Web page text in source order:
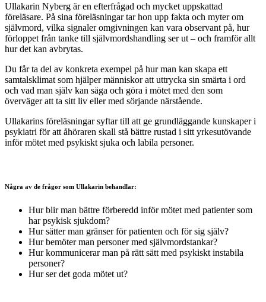
Ullakarin Nyberg är en efterfrågad och mycket uppskattad
föreläsare. På sina föreläsningar tar hon upp fakta och myter om
självmord, vilka signaler omgivningen kan vara observant på, hur
förloppet från tanke till självmordshandling ser ut – och framför allt
hur det kan avbrytas.
Du får ta del av konkreta exempel på hur man kan skapa ett
samtalsklimat som hjälper människor att uttrycka sin smärta i ord
och vad man själv kan säga och göra i mötet med den som
överväger att ta sitt liv eller med sörjande närstående.
Ullakarins föreläsningar syftar till att ge grundläggande kunskaper i
psykiatri för att åhöraren skall stå bättre rustad i sitt yrkesutövande
inför mötet med psykiskt sjuka och labila personer.
Några av de frågor som Ullakarin behandlar:
Hur blir man bättre förberedd inför mötet med patienter som
har psykisk sjukdom?
Hur sätter man gränser för patienten och för sig själv?
Hur bemöter man personer med självmordstankar?
Hur kommunicerar man på rätt sätt med psykiskt instabila
personer?
Hur ser det goda mötet ut?